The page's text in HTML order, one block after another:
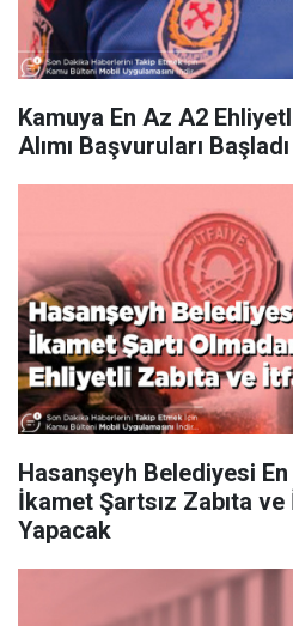
Kamuya En Az A2
Alımı Başvuruları Başladı
Hasanşeyh Belediyesi En
İkamet Şartsız Zabıta ve
Yapacak